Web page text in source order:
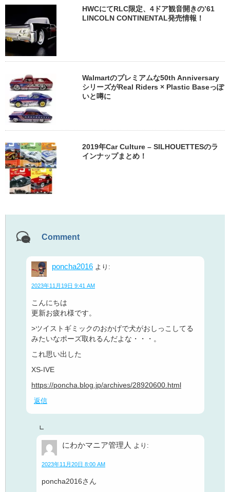
HWCにてRLC限定、4ドア観音開きの’61
LINCOLN CONTINENTAL発売情報！
Walmartのプレミアムな50th Anniversary
シリーズがReal Riders × Plastic Baseっぽ
いと噂に
2019年Car Culture – SILHOUETTESのラ
インナップまとめ！
Comment
poncha2016 より:
2023年11月19日 9:41 AM
こんにちは
更新お疲れ様です。
>ツイストギミックのおかげで犬がおしっこしてる
みたいなポーズ取れるんだよな・・・。
これ思い出した
XS-IVE
https://poncha.blog.jp/archives/28920600.html
返信
にわかマニア管理人 より:
2023年11月20日 8:00 AM
poncha2016さん